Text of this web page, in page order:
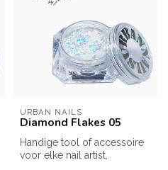
URBAN NAILS
Diamond Flakes 05
Handige tool of accessoire
voor elke nail artist.